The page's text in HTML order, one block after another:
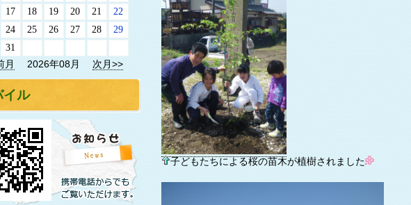
子どもたちによる桜の苗木が植樹されました
17 18 19 20 21
22
24 25 26 27 28
29
31
月
2026年08月 次月>>
イル